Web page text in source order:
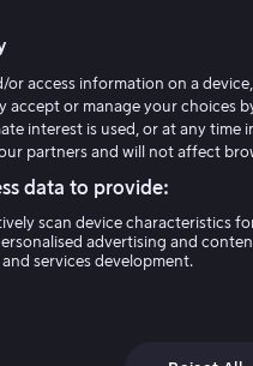
or access information on a
accept or manage your choices
interest is used, or at any time
partners and will not affect
data to provide:
scan device characteristics
advertising and
services development.